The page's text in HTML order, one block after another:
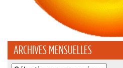
ARCHIVES MENSUELLES